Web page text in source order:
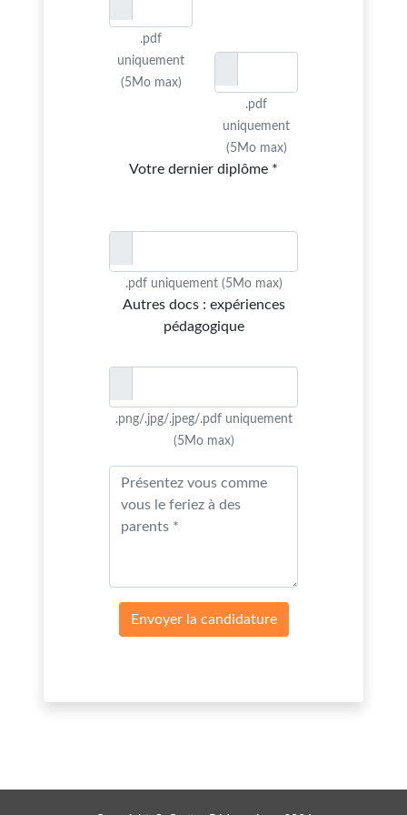
.pdf
uniquement
(5Mo max)
.pdf
uniquement
(5Mo max)
Votre dernier diplôme *
.pdf uniquement (5Mo max)
Autres docs : expériences
pédagogique
.png/.jpg/.jpeg/.pdf uniquement
(5Mo max)
Envoyer la candidature